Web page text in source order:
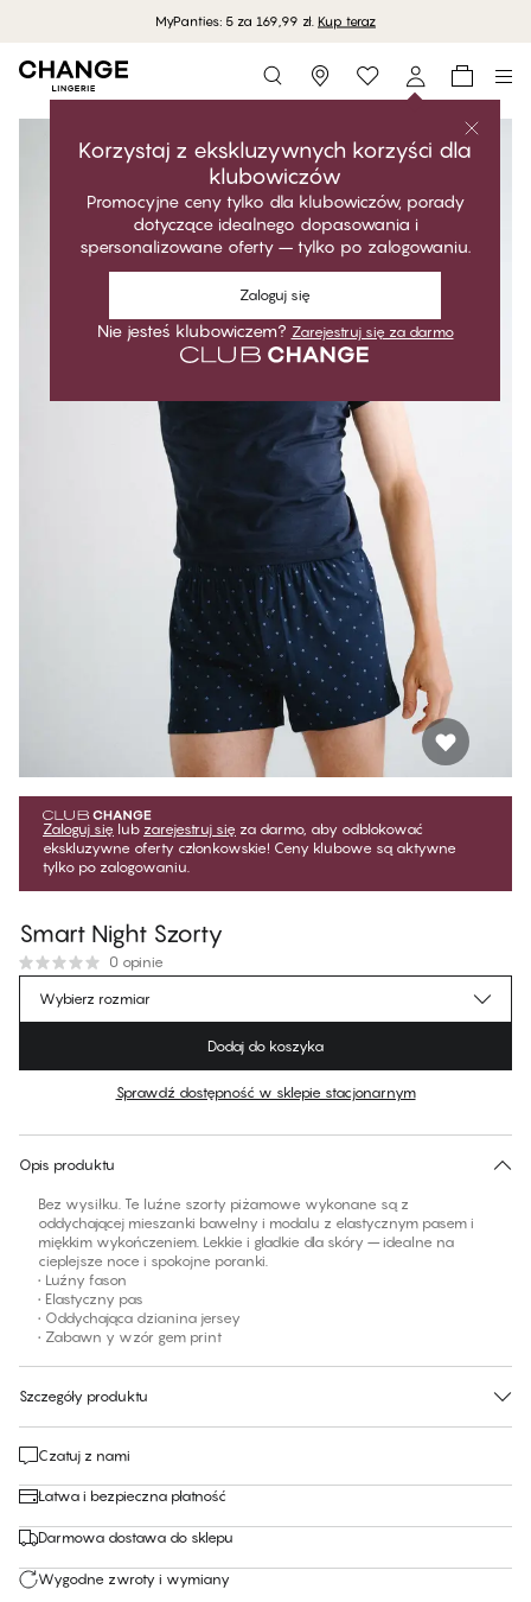
MyPanties: 5 za 169,99 zł. Kup teraz
Storefinder
Korzystaj z ekskluzywnych korzyści dla
klubowiczów
Promocyjne ceny tylko dla klubowiczów, porady
dotyczące idealnego dopasowania i
spersonalizowane oferty – tylko po zalogowaniu.
Zaloguj się
Nie jesteś klubowiczem? Zarejestruj się za darmo
Zaloguj się lub zarejestruj się za darmo, aby odblokować
ekskluzywne oferty członkowskie! Ceny klubowe są aktywne
tylko po zalogowaniu.
Smart Night Szorty
0 opinie
179,99 złCena regularna
Brak sugerowanego rozmiaru dla tego produktu
Wybierz rozmiar
Dodaj do koszyka
Sprawdź dostępność w sklepie stacjonarnym
Opis produktu
Bez wysiłku. Te luźne szorty piżamowe wykonane są z
oddychającej mieszanki bawełny i modalu z elastycznym pasem i
miękkim wykończeniem. Lekkie i gładkie dla skóry – idealne na
cieplejsze noce i spokojne poranki.
• Luźny fason
• Elastyczny pas
• Oddychająca dzianina jersey
• Zabawn y wzór gem print
Szczegóły produktu
Czatuj z nami
Łatwa i bezpieczna płatność
Darmowa dostawa do sklepu
Wygodne zwroty i wymiany